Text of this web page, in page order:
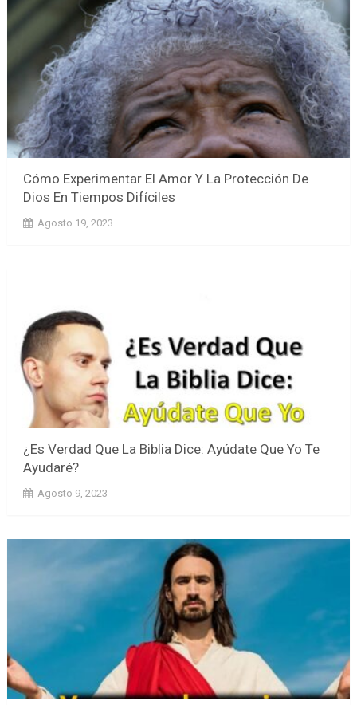
Cómo Experimentar El Amor Y La Protección De
Dios En Tiempos Difíciles
Agosto 19, 2023
¿Es Verdad Que La Biblia Dice: Ayúdate Que Yo Te
Ayudaré?
Agosto 9, 2023